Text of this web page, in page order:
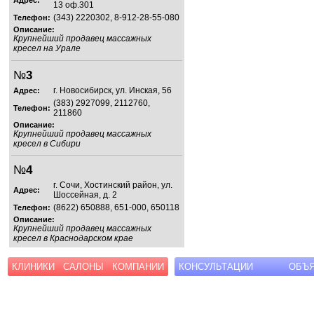
13 оф.301
Телефон: (343) 2220302, 8-912-28-55-080
Описание:
Крупнейший продавец массажных
кресел на Урале
№3
Адрес: г. Новосибирск, ул. Инская, 56
Телефон: (383) 2927099, 2112760,
211860
Описание:
Крупнейший продавец массажных
кресел в Сибири
№4
Адрес:
г. Сочи, Хостинский район, ул.
Шоссейная, д. 2
Телефон: (8622) 650888, 651-000, 650118
Описание:
Крупнейший продавец массажных
кресел в Краснодарском крае
КЛИНИКИ САЛОНЫ КОМПАНИИ КОНСУЛЬТАЦИИ